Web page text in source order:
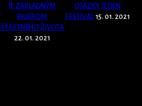
JE ZÁKLADNÝM
PILIEROM
ŠŤASTNÉHO ŽIVOTA
22. 01. 2021
OTÁZKY, JEDEN
FESTIVAL 15. 01. 2021